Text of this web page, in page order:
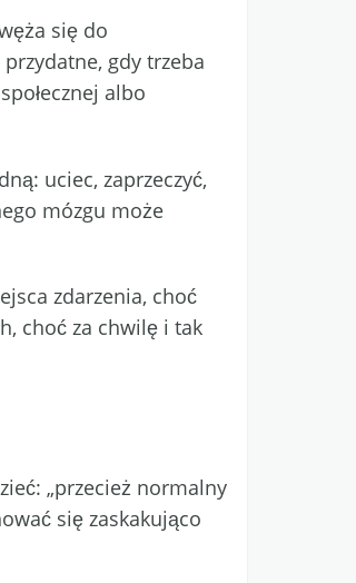
się do
gdy trzeba
albo
uciec, zaprzeczyć,
mózgu może
zdarzenia, choć
choć za chwilę i tak
„przecież normalny
się zaskakująco